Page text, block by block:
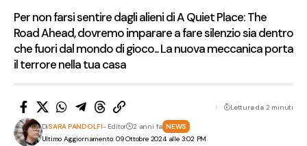
Per non farsi sentire dagli alieni di A Quiet Place: The
Road Ahead, dovremo imparare a fare silenzio sia dentro
che fuori dal mondo di gioco... La nuova meccanica porta
il terrore nella tua casa
Ultimo Aggiornamento: 09 Ottobre 2024 alle 3:02 PM
DiSARA PANDOLFI- Editor 2 anni fa NEWS
Lettura da 2 minuti